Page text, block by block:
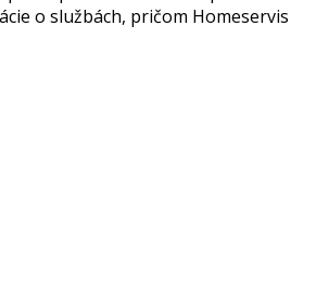
o službách, pričom Homeservis